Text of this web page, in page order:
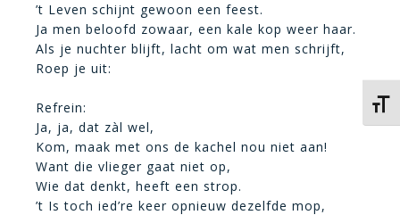
’t Leven schijnt gewoon een feest.
Ja men beloofd zowaar, een kale kop weer haar.
Als je nuchter blijft, lacht om wat men schrijft,
Roep je uit:
Refrein:
Ja, ja, dat zàl wel,
Kom, maak met ons de kachel nou niet aan!
Want die vlieger gaat niet op,
Wie dat denkt, heeft een strop.
’t Is toch ied’re keer opnieuw dezelfde mop,